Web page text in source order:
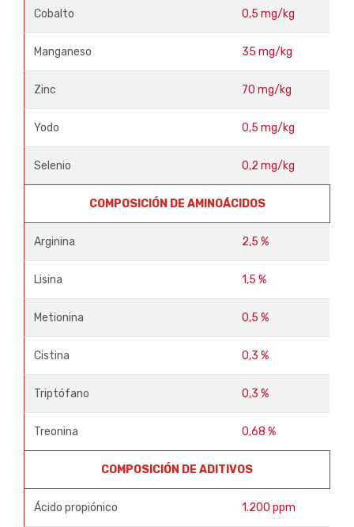
Cobalto 0,5 mg/kg
Manganeso 35 mg/kg
Zinc 70 mg/kg
Yodo 0,5 mg/kg
Selenio 0,2 mg/kg
COMPOSICIÓN DE AMINOÁCIDOS
Arginina 2,5 %
Lisina 1,5 %
Metionina 0,5 %
Cistina 0,3 %
Triptófano 0,3 %
Treonina 0,68 %
COMPOSICIÓN DE ADITIVOS
Ácido propiónico 1.200 ppm